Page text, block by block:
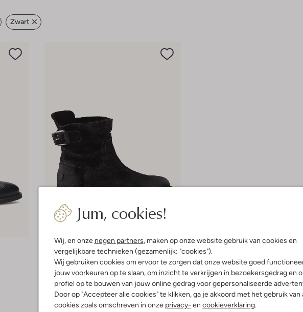
Jum, cookies!
Wij, en onze negen partners, maken op onze website gebruik van cookies en
vergelijkbare technieken (gezamenlijk: "cookies").
Wij gebruiken cookies om ervoor te zorgen dat onze website goed
jouw voorkeuren op te slaan, om inzicht te verkrijgen in bezoekersgedrag en
profiel op te bouwen van jouw online gedrag voor gepersonaliseerde
Door op "Accepteer alle cookies" te klikken, ga je akkoord met het gebruik van
cookies zoals omschreven in onze privacy- en cookieverklaring.
Zwart
Laatste item
Shabbies
Enkellaarsjes
€ 199,95 € 99,99